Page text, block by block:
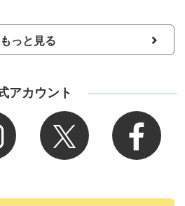
もっと見る
アカウント